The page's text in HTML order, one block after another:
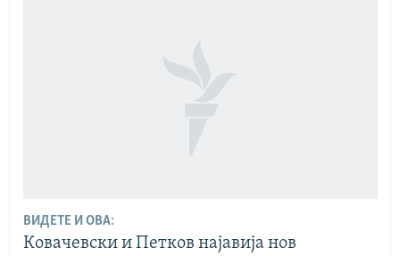
ВИДЕТЕ И ОВА:
Ковачевски и Петков најавија нов